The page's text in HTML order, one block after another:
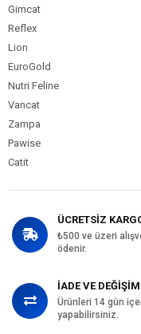
Gimcat
Reflex
Lion
EuroGold
Nutri Feline
Vancat
Zampa
Pawise
Catit
ÜCRETSİZ
₺500 ve üzeri
ödenir.
İADE VE DEĞİŞİM
Ürünleri 14 gün
yapabilirsiniz.